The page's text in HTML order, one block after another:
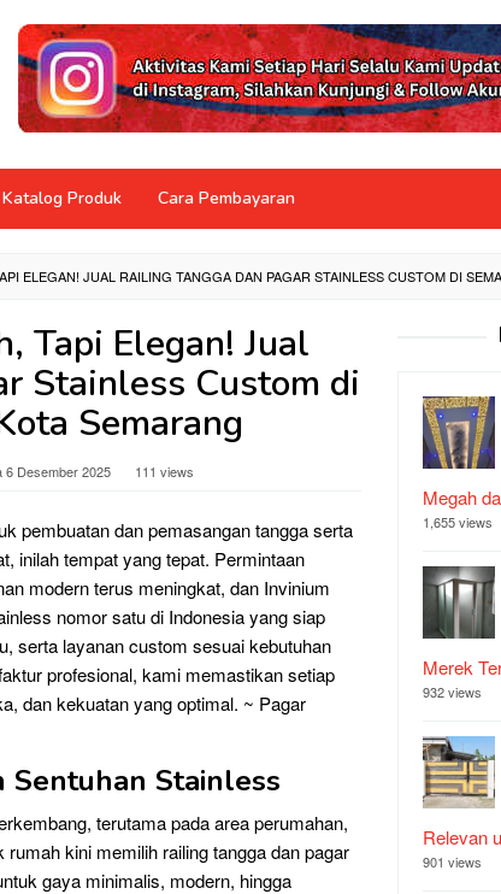
Katalog Produk Cara Pembayaran
ELEGAN! JUAL RAILING TANGGA DAN PAGAR STAINLESS CUSTOM DI
Tapi Elegan! Jual
Stainless Custom di
Semarang
6 Desember 2025 111 views
pembuatan dan pemasangan tangga serta
inilah tempat yang tepat. Permintaan
modern terus meningkat, dan Invinium
nomor satu di Indonesia yang siap
serta layanan custom sesuai kebutuhan
profesional, kami memastikan setiap
dan kekuatan yang optimal. ~ Pagar
Sentuhan Stainless
terutama pada area perumahan,
kini memilih railing tangga dan pagar
gaya minimalis, modern, hingga
Megah
1,655 views
Merek
932 views
Relevan
901 views